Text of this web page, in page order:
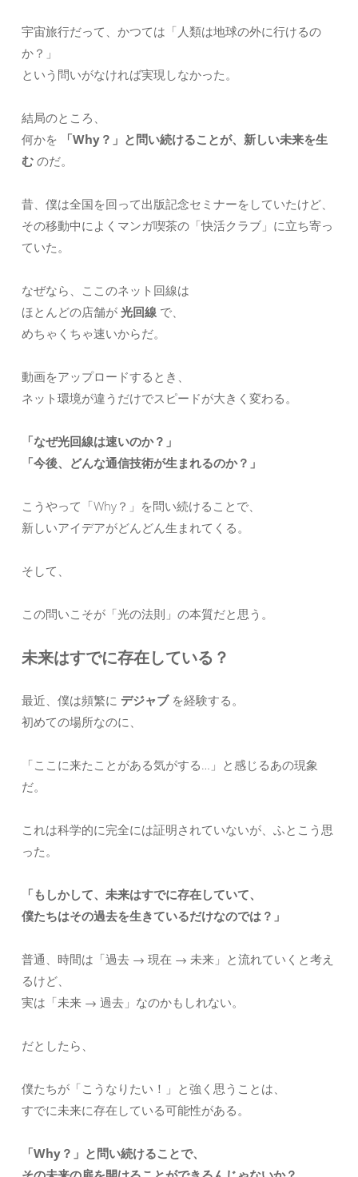
宇宙旅行だって、かつては「人類は地球の外に行けるの
か？」
という問いがなければ実現しなかった。
結局のところ、
何かを
「Why？」と問い続けることが、新しい未来を生
む のだ。
昔、僕は全国を回って出版記念セミナーをしていたけど、
その移動中によくマンガ喫茶の「快活クラブ」に立ち寄っ
ていた。
なぜなら、ここのネット回線は
ほとんどの店舗が 光回線 で、
めちゃくちゃ速いからだ。
動画をアップロードするとき、
ネット環境が違うだけでスピードが大きく変わる。
「なぜ光回線は速いのか？」
「今後、どんな通信技術が生まれるのか？」
こうやって「Why？」を問い続けることで、
新しいアイデアがどんどん生まれてくる。
そして、
この問いこそが「光の法則」の本質だと思う。
未来はすでに存在している？
最近、僕は頻繁に デジャブを経験する。
初めての場所なのに、
「ここに来たことがある気がする…」と感じるあの現象
だ。
これは科学的に完全には証明されていないが、ふとこう思
った。
「もしかして、未来はすでに存在していて、
僕たちはその過去を生きているだけなのでは？」
普通、時間は「過去 → 現在 → 未来」と流れていくと考え
るけど、
実は「未来 → 過去」なのかもしれない。
だとしたら、
僕たちが「こうなりたい！」と強く思うことは、
すでに未来に存在している可能性がある。
「Why？」と問い続けることで、